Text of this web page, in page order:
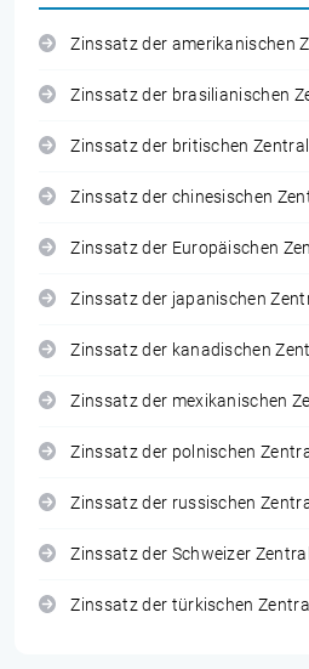
Zinssatz der amerikanischen
Zinssatz der brasilianischen
Zinssatz der britischen
Zinssatz der chinesischen
Zinssatz der Europäischen
Zinssatz der japanischen
Zinssatz der kanadischen
Zinssatz der mexikanischen
Zinssatz der polnischen
Zinssatz der russischen
Zinssatz der Schweizer
Zinssatz der türkischen